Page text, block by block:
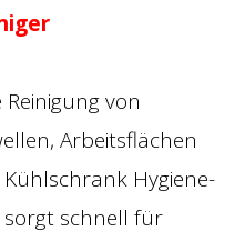
von
Arbeitsflächen
Hygiene-
sorgt schnell für